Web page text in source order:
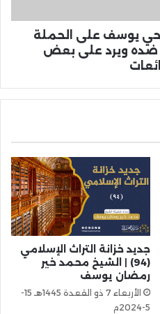
يوسف على الحملة
ضده ويرد على بعض
جديد خزانة التراث الإسلامي
(94) | الشيخ محمد خير
رمضان يوسف
الأربعاء 7 ذو القعدة 1445هـ 15-
5-2024م